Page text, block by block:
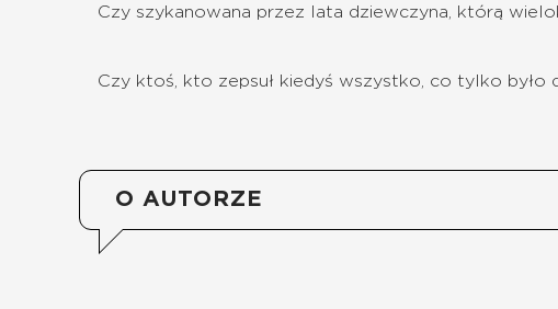
Czy szykanowana przez lata dziewczyna, którą
Czy ktoś, kto zepsuł kiedyś wszystko, co tylko było
O AUTORZE